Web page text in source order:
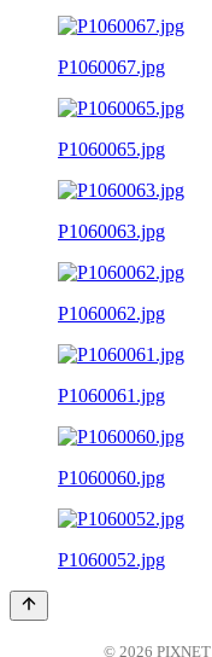
P1060067.jpg
P1060065.jpg
P1060063.jpg
P1060062.jpg
P1060061.jpg
P1060060.jpg
P1060052.jpg
© 2026 PIXNET